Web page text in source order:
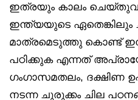
ഇത്രയും കാലം
ഇന്ത്യയുടെ ഏതെങ്കിലും
മാത്രമെടുത്തു കൊണ്ട്
പഠിക്കുക എന്നത്
ഗംഗാസമതലം, ദക്ഷിണ
നടന്ന ചുരുക്കം ചില